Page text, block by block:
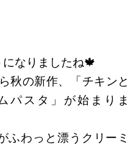
なりましたね🍁
秋の新作、「チキンと
パスタ」が始まりま
ふわっと漂うクリーミ